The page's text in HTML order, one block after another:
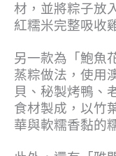
材，並將粽子放
紅糯米完整吸收
另一款為「鮑魚
蒸粽做法，使用
貝、秘製烤鴨、
食材製成，以竹
華與軟糯香黏的